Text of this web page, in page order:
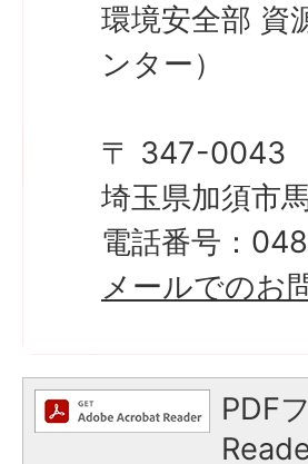
環境安全部 資
ンター）
〒 347-0043
埼玉県加須市
電話番号：
メールでのお
PDF